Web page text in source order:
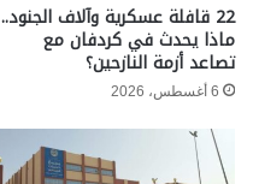
22 قافلة عسكرية وآلاف الجنود..
ماذا يحدث في كردفان مع
تصاعد أزمة النازحين؟
6 أغسطس، 2026